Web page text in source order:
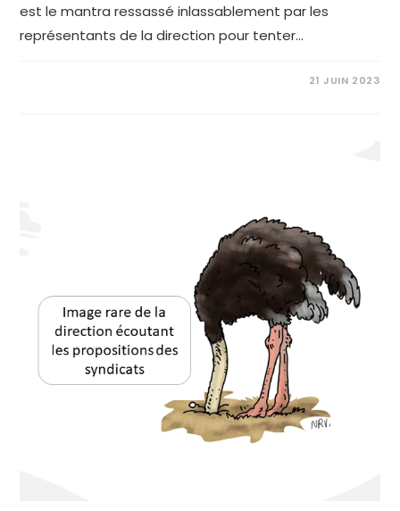
est le mantra ressassé inlassablement par les
représentants de la direction pour tenter…
21 JUIN 2023